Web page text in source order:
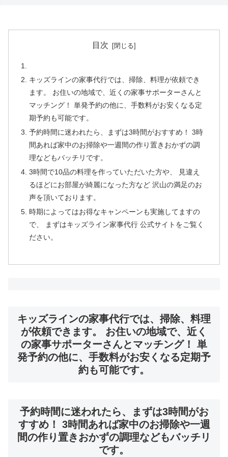
目次
キッズラインの家事代行では、掃除、料理が依頼でき
ます。 お住いの地域で、近くの家事サポーターさんと
マッチング！ 単発予約の他に、手数料がお安くなる定
期予約も可能です。
予約時間に迷われたら、まずは3時間がおすすめ！ 3時
間あれば家中のお掃除や一週間の作り置きおかずの調
理などもバッチリです。
3時間で10品の料理を作っていただいた方や、 見違え
るほどにお部屋が綺麗になった方など 沢山の満足のお
声を頂いております。
時期によってはお得なキャンペーンも実施してますの
で、 まずはキッズライン家事代行 公式サイトをご覧く
ださい。
キッズラインの家事代行では、掃除、料理
が依頼できます。 お住いの地域で、近く
の家事サポーターさんとマッチング！ 単
発予約の他に、手数料がお安くなる定期予
約も可能です。
予約時間に迷われたら、まずは3時間がお
すすめ！ 3時間あれば家中のお掃除や一週
間の作り置きおかずの調理などもバッチリ
です。